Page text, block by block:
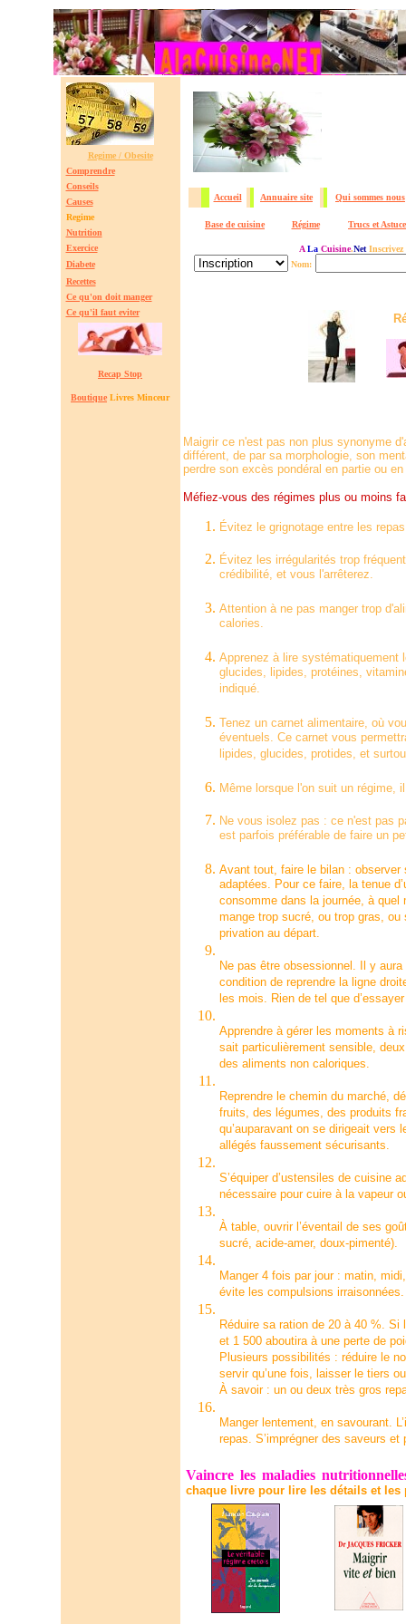
Regime / Obesite
Comprendre
Conseils
Causes
Regime
Nutrition
Exercice
Diabete
Recettes
Ce qu'on doit manger
Ce qu'il faut eviter
Recap Stop
Boutique Livres Minceur
Accueil Annuaire site Qui sommes nous
Base de cuisine Régime Trucs et
ALaCuisine.Net Inscrivez
Nom:
Maigrir ce n'est pas non plus synonyme
différent, de par sa morphologie, son
perdre son excès pondéral en partie ou
Méfiez-vous des régimes plus ou moins
Évitez le grignotage entre les
Évitez les irrégularités trop
crédibilité, et vous l'arrêterez.
Attention à ne pas manger trop
calories.
Apprenez à lire systématiquement
glucides, lipides, protéines,
indiqué.
Tenez un carnet alimentaire, où
éventuels. Ce carnet vous
lipides, glucides, protides, et
Même lorsque l'on suit un régime,
Ne vous isolez pas : ce n'est pas
est parfois préférable de faire un
Avant tout, faire le bilan :
adaptées. Pour ce faire, la tenue
consomme dans la journée, à quel
mange trop sucré, ou trop gras,
privation au départ.
Ne pas être obsessionnel. Il y
condition de reprendre la ligne
les mois. Rien de tel que
Apprendre à gérer les moments à
sait particulièrement sensible,
des aliments non caloriques.
Reprendre le chemin du marché,
fruits, des légumes, des produits
qu’auparavant on se dirigeait
allégés faussement sécurisants.
S’équiper d’ustensiles de cuisine
nécessaire pour cuire à la vapeur
À table, ouvrir l’éventail de ses
sucré, acide-amer, doux-pimenté).
Manger 4 fois par jour : matin,
évite les compulsions irraisonnées.
Réduire sa ration de 20 à 40 %. Si
et 1 500 aboutira à une perte de
Plusieurs possibilités : réduire le
servir qu’une fois, laisser le tiers
À savoir : un ou deux très gros
Manger lentement, en savourant.
repas. S’imprégner des saveurs
Vaincre les maladies
chaque livre pour lire les détails et les